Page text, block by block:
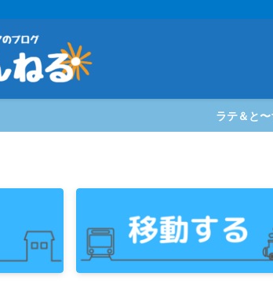
ラテ＆と